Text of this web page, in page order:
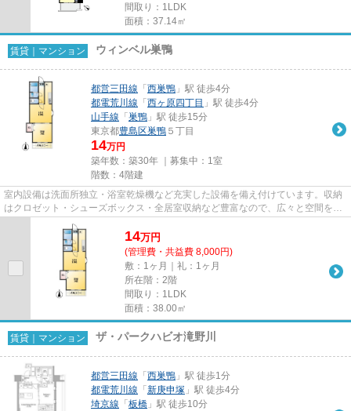
間取り：1LDK
面積：37.14㎡
賃貸｜マンション ウィンベル巣鴨
都営三田線 「 西巣鴨 」駅 徒歩4分
都電荒川線 「 西ヶ原四丁目 」駅 徒歩4分
山手線 「 巣鴨 」駅 徒歩15分
東京都豊島区巣鴨 ５丁目
14万円
築年数：築30年 ｜募集中： 1室
階数：4階建
室内設備は洗面所独立・浴室乾燥機など充実した設備を備え付けています。収納
はクロゼット・シューズボックス・全居室収納など豊富なので、広々と空間を利
用することも可能です。遮音...
14万円
(管理費・共益費 8,000円)
敷：1ヶ月｜礼：1ヶ月
所在階：2階
間取り：1LDK
面積：38.00㎡
賃貸｜マンション ザ・パークハビオ滝野川
都営三田線 「 西巣鴨 」駅 徒歩1分
都電荒川線 「 新庚申塚 」駅 徒歩4分
埼京線 「 板橋 」駅 徒歩10分